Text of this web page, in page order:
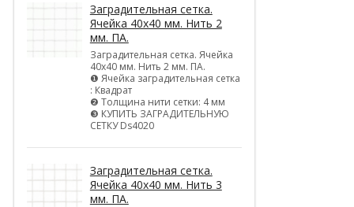
Заградительная сетка.
Ячейка 40х40 мм. Нить 2
мм. ПА.
Заградительная сетка. Ячейка
40х40 мм. Нить 2 мм. ПА.
❶ Ячейка заградительная сетка
: Квадрат
❷ Толщина нити сетки: 4 мм
❸ КУПИТЬ ЗАГРАДИТЕЛЬНУЮ
СЕТКУ Ds4020
Заградительная сетка.
Ячейка 40х40 мм. Нить 3
мм. ПА.